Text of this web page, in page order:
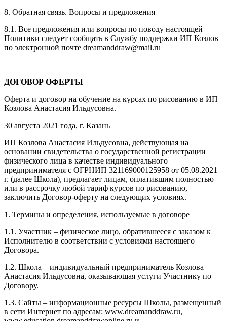
8. Обратная связь. Вопросы и предложения
8.1. Все предложения или вопросы по поводу настоящей
Политики следует сообщать в Службу поддержки ИП Козлов
по электронной почте dreamanddraw@mail.ru
ДОГОВОР ОФЕРТЫ
Оферта и договор на обучение на курсах по рисованию в ИП
Козлова Анастасия Ильдусовна.
30 августа 2021 года, г. Казань
ИП Козлова Анастасия Ильдусовна, действующая на
основании свидетельства о государственной регистрации
физического лица в качестве индивидуального
предпринимателя с ОГРНИП 321169000125958 от 05.08.2021
г. (далее Школа), предлагает лицам, оплатившим полностью
или в рассрочку любой тариф курсов по рисованию,
заключить Договор-оферту на следующих условиях.
1. Термины и определения, используемые в договоре
1.1. Участник – физическое лицо, обратившееся с заказом к
Исполнителю в соответствии с условиями настоящего
Договора.
1.2. Школа – индивидуальный предприниматель Козлова
Анастасия Ильдусовна, оказывающая услуги Участнику по
Договору.
1.3. Сайты – информационные ресурсы Школы, размещенный
в сети Интернет по адресам: www.dreamanddraw.ru,